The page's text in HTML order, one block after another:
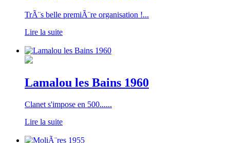
TrÃ¨s belle premiÃ¨re organisation !...
Lire la suite
Lamalou les Bains 1960
Clanet s'impose en 500......
Lire la suite